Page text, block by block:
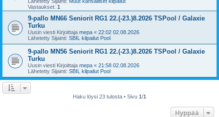
Lähetetty Sijainti: Muut kansalliset kilpailut
Vastaukset: 1
9-pallo MN66 Seniorit RG1 22.(-23.)8.2026 TSPool / Galaxie
Turku
Uusin viesti Kirjoittaja mepa « 22:02 02.08.2026
Lähetetty Sijainti: SBIL kilpailut Pool
9-pallo MN56 Seniorit RG1 22.(-23.)8.2026 TSPool / Galaxie
Turku
Uusin viesti Kirjoittaja mepa « 21:58 02.08.2026
Lähetetty Sijainti: SBIL kilpailut Pool
Haku löysi 23 tulosta • Sivu 1/1
Hyppää